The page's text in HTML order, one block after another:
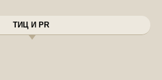
ТИЦ И PR